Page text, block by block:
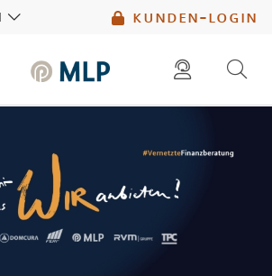
kunden-login
mlp berater finden